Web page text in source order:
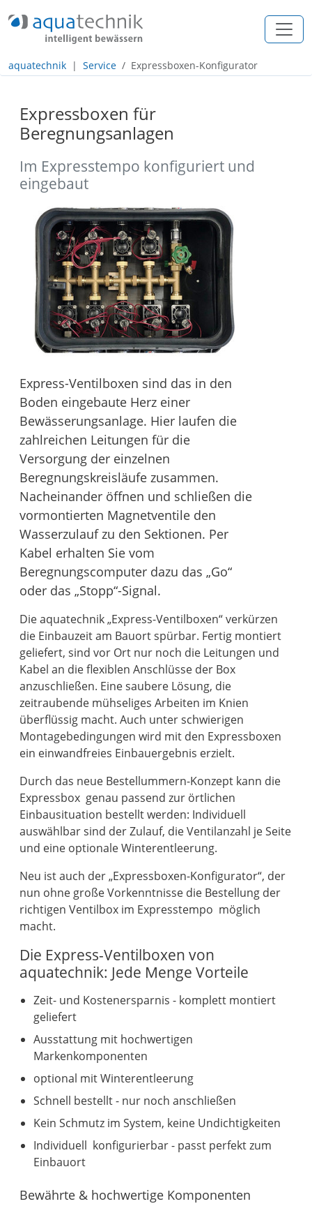
Navigation
Inhalt
Footer
aquatechnik Service Expressboxen-Konfigurator
Expressboxen für
Beregnungsanlagen
Im Expresstempo konfiguriert und
eingebaut
Express-Ventilboxen sind das in den
Boden eingebaute Herz einer
Bewässerungsanlage. Hier laufen die
zahlreichen Leitungen für die
Versorgung der einzelnen
Beregnungskreisläufe zusammen.
Nacheinander öffnen und schließen die
vormontierten Magnetventile den
Wasserzulauf zu den Sektionen. Per
Kabel erhalten Sie vom
Beregnungscomputer dazu das „Go“
oder das „Stopp“-Signal.
Die aquatechnik „Express-Ventilboxen“ verkürzen
die Einbauzeit am Bauort spürbar. Fertig montiert
geliefert, sind vor Ort nur noch die Leitungen und
Kabel an die flexiblen Anschlüsse der Box
anzuschließen. Eine saubere Lösung, die
zeitraubende mühseliges Arbeiten im Knien
überflüssig macht. Auch unter schwierigen
Montagebedingungen wird mit den Expressboxen
ein einwandfreies Einbauergebnis erzielt.
Durch das neue Bestellummern-Konzept kann die
Expressbox genau passend zur örtlichen
Einbausituation bestellt werden: Individuell
auswählbar sind der Zulauf, die Ventilanzahl je Seite
und eine optionale Winterentleerung.
Neu ist auch der „Expressboxen-Konfigurator“, der
nun ohne große Vorkenntnisse die Bestellung der
richtigen Ventilbox im Expresstempo möglich
macht.
Die Express-Ventilboxen von
aquatechnik: Jede Menge Vorteile
Zeit- und Kostenersparnis - komplett montiert
geliefert
Ausstattung mit hochwertigen
Markenkomponenten
optional mit Winterentleerung
Schnell bestellt - nur noch anschließen
Kein Schmutz im System, keine Undichtigkeiten
Individuell konfigurierbar - passt perfekt zum
Einbauort
Bewährte & hochwertige Komponenten